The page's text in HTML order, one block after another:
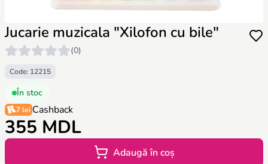
Jucarie muzicala "Xilofon cu bile"
(0)
Code: 12215
În stoc
7 lei Cashback
355 MDL
Adaugă în coș